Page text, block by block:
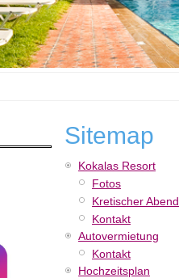
Sitemap
Kokalas Resort
Fotos
Kretischer Abend
Kontakt
Autovermietung
Kontakt
Hochzeitsplan